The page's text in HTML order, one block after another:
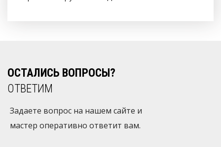
ОСТАЛИСЬ ВОПРОСЫ?
ОТВЕТИМ
Задаете вопрос на нашем сайте и
мастер оперативно ответит вам.